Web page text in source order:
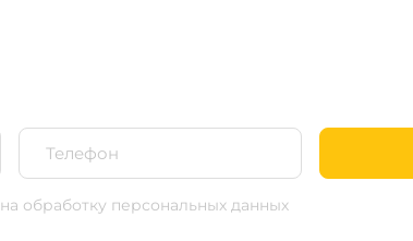
на обработку персональных данных